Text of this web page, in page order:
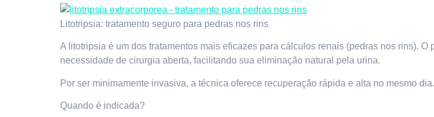
Litotripsia: tratamento seguro para pedras nos rins
A litotripsia é um dos tratamentos mais eficazes para cálculos renais (pedras nos rins).
necessidade de cirurgia aberta, facilitando sua eliminação natural pela urina.
Por ser minimamente invasiva, a técnica oferece recuperação rápida e alta no mesmo dia.
Quando é indicada?